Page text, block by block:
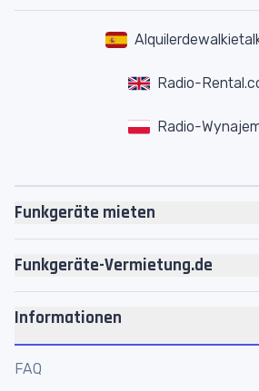
Radio-
Radio-
Funkgeräte mieten
Headsets
Akkus
Zubehör
Personenführungsanlagen
Funkgeräte-Vermietung.de
Motorola Platin Partner
Informationen
FAQ